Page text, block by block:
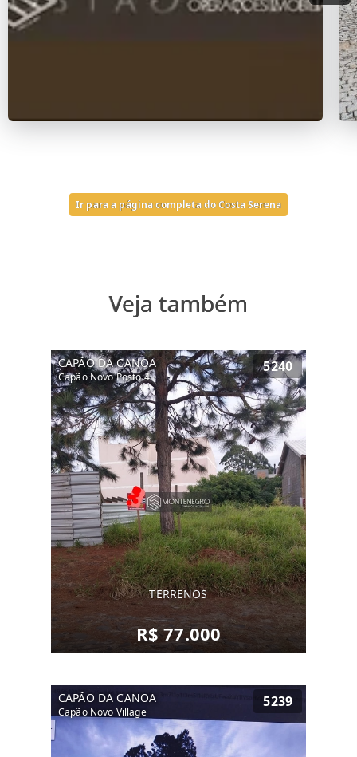
Ir para a página completa do Costa Serena
Veja também
CAPÃO DA CANOA
Capão Novo Posto 4
5240
TERRENOS
R$ 77.000
CAPÃO DA CANOA
Capão Novo Village
5239